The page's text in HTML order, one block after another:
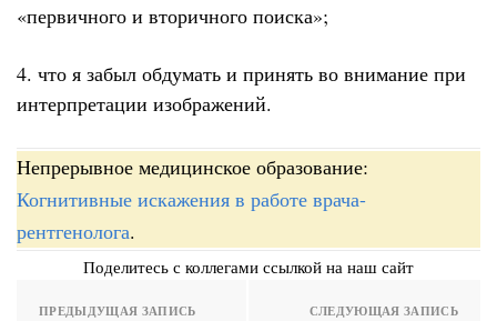
«первичного и вторичного поиска»;
4. что я забыл обдумать и принять во внимание при
интерпретации изображений.
Непрерывное медицинское образование:
Когнитивные искажения в работе врача-
рентгенолога.
Поделитесь с коллегами ссылкой на наш сайт
ПРЕДЫДУЩАЯ ЗАПИСЬ СЛЕДУЮЩАЯ ЗАПИСЬ